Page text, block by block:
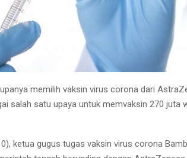
memilih vaksin virus corona dari
salah satu upaya untuk memvaksin 270 juta
ketua gugus tugas vaksin virus corona